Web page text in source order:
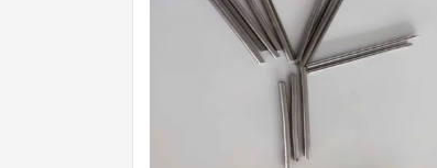
treatment:Improve the strength, hardness,